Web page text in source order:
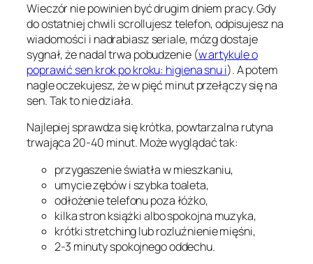
Wieczór nie powinien być drugim dniem pracy. Gdy
do ostatniej chwili scrollujesz telefon, odpisujesz na
wiadomości i nadrabiasz seriale, mózg dostaje
sygnał, że nadal trwa pobudzenie (w artykule o
poprawić sen krok po kroku: higiena snu i). A potem
nagle oczekujesz, że w pięć minut przełączy się na
sen. Tak to nie działa.
Najlepiej sprawdza się krótka, powtarzalna rutyna
trwająca 20-40 minut. Może wyglądać tak:
przygaszenie światła w mieszkaniu,
umycie zębów i szybka toaleta,
odłożenie telefonu poza łóżko,
kilka stron książki albo spokojna muzyka,
krótki stretching lub rozluźnienie mięśni,
2-3 minuty spokojnego oddechu.